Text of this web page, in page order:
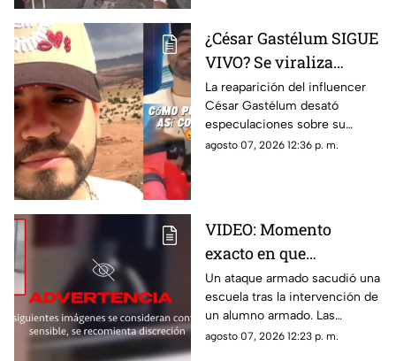
¿César Gastélum SIGUE
VIVO? Se viraliza
VIDEO donde afirma
que 'todo fue una
broma'
La reaparición del influencer
César Gastélum desató
especulaciones sobre su
presunta muerte en Culiacán.
agosto 07, 2026 12:36 p. m.
VIDEO: Momento
exacto en que
adolescente desata
tiroteo en escuela; hay
7 muertos y más de 30
heridos
Un ataque armado sacudió una
escuela tras la intervención de
un alumno armado. Las
investigaciones señalan
agosto 07, 2026 12:23 p. m.